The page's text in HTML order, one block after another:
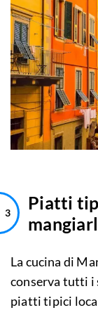
Piatti
La cucina di
conserva tutti i
piatti tipici